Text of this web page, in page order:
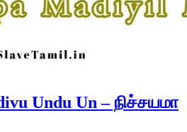
Undu Un – நிச்சயமா